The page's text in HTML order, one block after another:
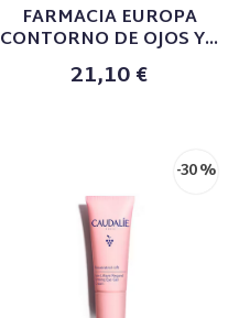
FARMACIA EUROPA
CONTORNO DE OJOS Y...
21,10 €
-30 %